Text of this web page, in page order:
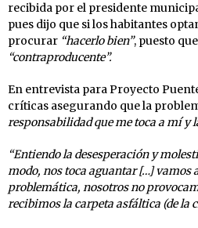
recibida por el presidente
pues dijo que si los habitantes
procurar “hacerlo bien”, puesto
“contraproducente”.
En entrevista para Proyecto
críticas asegurando que la
responsabilidad que me toca a mí y
“Entiendo la desesperación y
modo, nos toca aguantar […] vamos
problemática, nosotros no
recibimos la carpeta asfáltica (de la